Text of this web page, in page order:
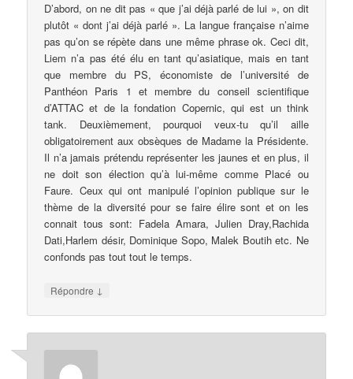
D’abord, on ne dit pas « que j’ai déjà parlé de lui », on dit
plutôt « dont j’ai déjà parlé ». La langue française n’aime
pas qu’on se répète dans une même phrase ok. Ceci dit,
Liem n’a pas été élu en tant qu’asiatique, mais en tant
que membre du PS, économiste de l’université de
Panthéon Paris 1 et membre du conseil scientifique
d’ATTAC et de la fondation Copernic, qui est un think
tank. Deuxièmement, pourquoi veux-tu qu’il aille
obligatoirement aux obsèques de Madame la Présidente.
Il n’a jamais prétendu représenter les jaunes et en plus, il
ne doit son élection qu’à lui-même comme Placé ou
Faure. Ceux qui ont manipulé l’opinion publique sur le
thème de la diversité pour se faire élire sont et on les
connait tous sont: Fadela Amara, Julien Dray,Rachida
Dati,Harlem désir, Dominique Sopo, Malek Boutih etc. Ne
confonds pas tout tout le temps.
Répondre ↓